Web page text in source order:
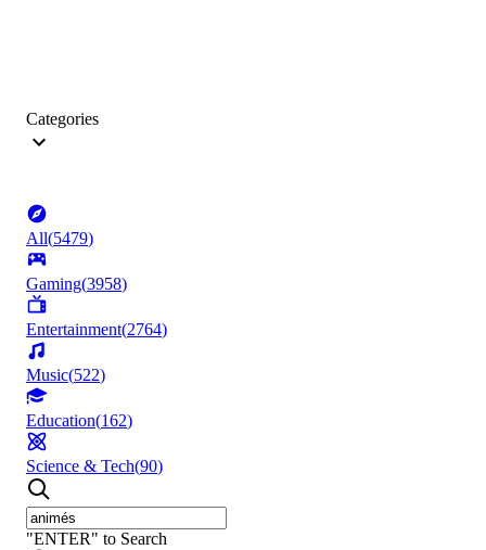
Categories
All(5479)
Gaming(3958)
Entertainment(2764)
Music(522)
Education(162)
Science & Tech(90)
"ENTER" to Search